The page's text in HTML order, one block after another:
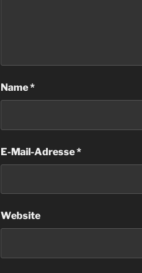
Name*
E-Mail-Adresse*
Website